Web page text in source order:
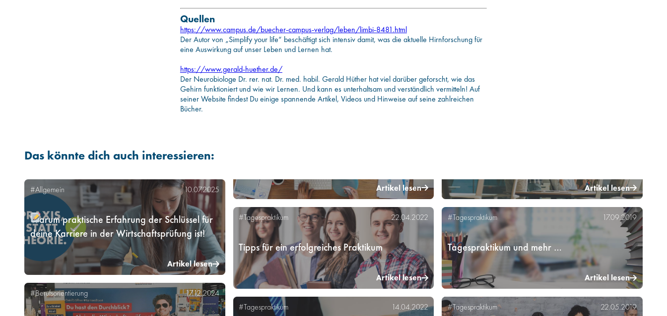
Quellen
https://www.campus.de/buecher-campus-verlag/leben/limbi-8481.html
Der Autor von „Simplify your life“ beschäftigt sich intensiv damit, was die aktuelle Hirnforschung für
eine Auswirkung auf unser Leben und Lernen hat.
https://www.gerald-huether.de/
Der Neurobiologe Dr. rer. nat. Dr. med. habil. Gerald Hüther hat viel darüber geforscht, wie das
Gehirn funktioniert und wie wir Lernen. Und kann es unterhaltsam und verständlich vermitteln! Auf
seiner Website findest Du einige spannende Artikel, Videos und Hinweise auf seine zahlreichen
Bücher.
Das könnte dich auch interessieren:
#Allgemein 10.07.2025
Warum praktische Erfahrung der Schlüssel für
deine Karriere in der Wirtschaftsprüfung ist!
Artikel lesen
#Berufsorientierung 17.12.2024
Artikel lesen
#Tagespraktikum 22.04.2022
Tipps für ein erfolgreiches Praktikum
Artikel lesen
#Tagespraktikum 14.04.2022
Artikel lesen
#Tagespraktikum 17.09.2019
Tagespraktikum und mehr …
Artikel lesen
#Tagespraktikum 22.05.2019